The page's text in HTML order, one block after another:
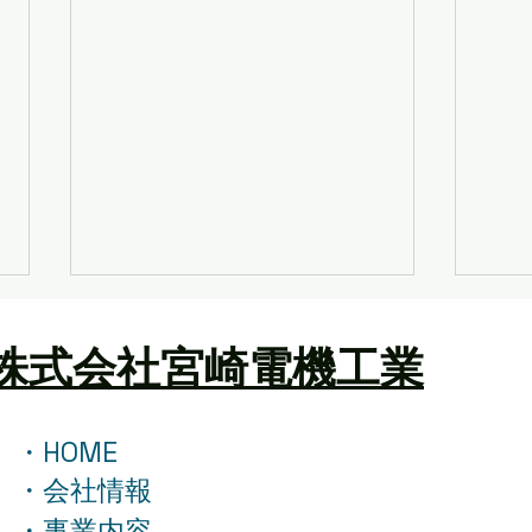
６年目！クレーン車コラボ鯉
式会社宮崎電機工業
・HOME
・会社情報